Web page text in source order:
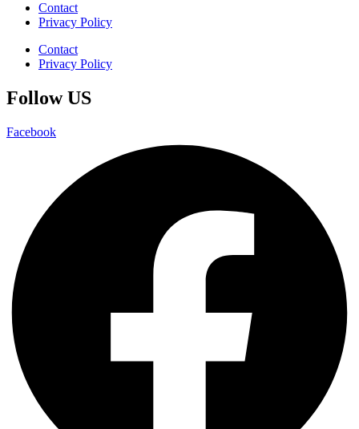
Contact
Privacy Policy
Contact
Privacy Policy
Follow US
Facebook